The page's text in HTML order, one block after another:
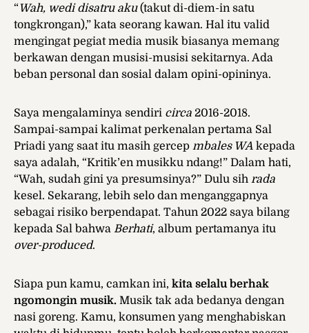
“Wah, wedi disatru aku(takut di-diem-in satu
tongkrongan),” kata seorang kawan. Hal itu valid
mengingat pegiat media musik biasanya memang
berkawan dengan musisi-musisi sekitarnya. Ada
beban personal dan sosial dalam opini-opininya.
Saya mengalaminya sendiri circa 2016-2018.
Sampai-sampai kalimat perkenalan pertama Sal
Priadi yang saat itu masih gercep mbales WA kepada
saya adalah, “Kritik’en musikku ndang!” Dalam hati,
“Wah, sudah gini ya presumsinya?” Dulu sih rada
kesel. Sekarang, lebih selo dan menganggapnya
sebagai risiko berpendapat. Tahun 2022 saya bilang
kepada Sal bahwa Berhati, album pertamanya itu
over-produced.
Siapa pun kamu, camkan ini, kita selalu berhak
ngomongin musik. Musik tak ada bedanya dengan
nasi goreng. Kamu, konsumen yang menghabiskan